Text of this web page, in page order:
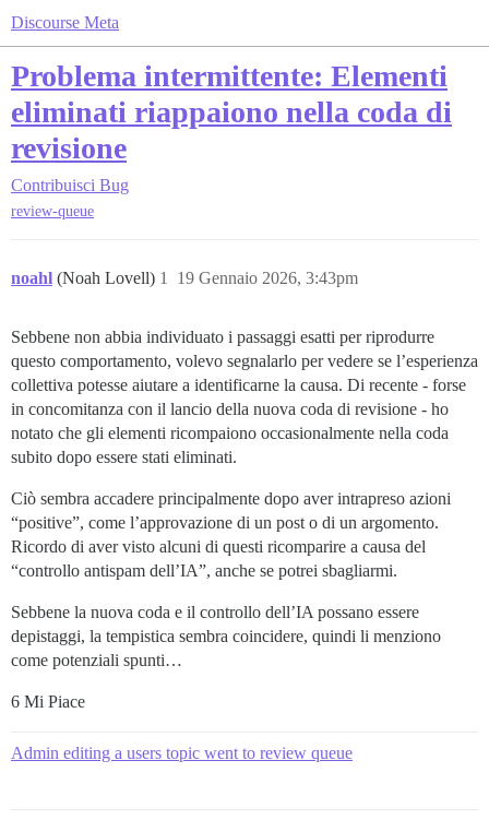
Discourse Meta
Problema intermittente: Elementi
eliminati riappaiono nella coda di
revisione
Contribuisci Bug
review-queue
noahl (Noah Lovell) 19 Gennaio 2026, 3:43pm
1
Sebbene non abbia individuato i passaggi esatti per riprodurre
questo comportamento, volevo segnalarlo per vedere se l’esperienza
collettiva potesse aiutare a identificarne la causa. Di recente - forse
in concomitanza con il lancio della nuova coda di revisione - ho
notato che gli elementi ricompaiono occasionalmente nella coda
subito dopo essere stati eliminati.
Ciò sembra accadere principalmente dopo aver intrapreso azioni
“positive”, come l’approvazione di un post o di un argomento.
Ricordo di aver visto alcuni di questi ricomparire a causa del
“controllo antispam dell’IA”, anche se potrei sbagliarmi.
Sebbene la nuova coda e il controllo dell’IA possano essere
depistaggi, la tempistica sembra coincidere, quindi li menziono
come potenziali spunti…
6 Mi Piace
Admin editing a users topic went to review queue